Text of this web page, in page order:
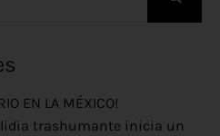
EN LA MÉXICO!
trashumante inicia un